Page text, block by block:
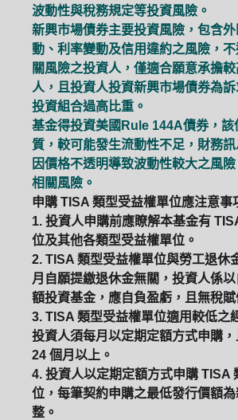
波動性與稅務規定等投資風險。
新興市場債券主要投資風險，包含
動、利率變動及信用違約之風險，
關風險之投資人，僅適合願意承擔
人，且投資人投資新興市場債券為
投資組合過高比重。
基金得投資美國Rule 144A債券，該
質，較可能發生流動性不足，財務
因價格不透明導致波動性較大之風
相關風險。
申購 TISA 類型受益權單位應注意事
1. 投資人申購前應瞭解本基金有
位及其他各類型受益權單位。
2. TISA 類型受益權單位與勞工退休
月自願提繳退休金無關，投資人係
額投資基金，應自負盈虧，且無稅賦
3. TISA 類型受益權單位適用較低之
投資人須每月以定期定額方式申購
24 個月以上。
4. 投資人以定期定額方式申購 TISA
位，每筆契約申購之最低發行價額
整。